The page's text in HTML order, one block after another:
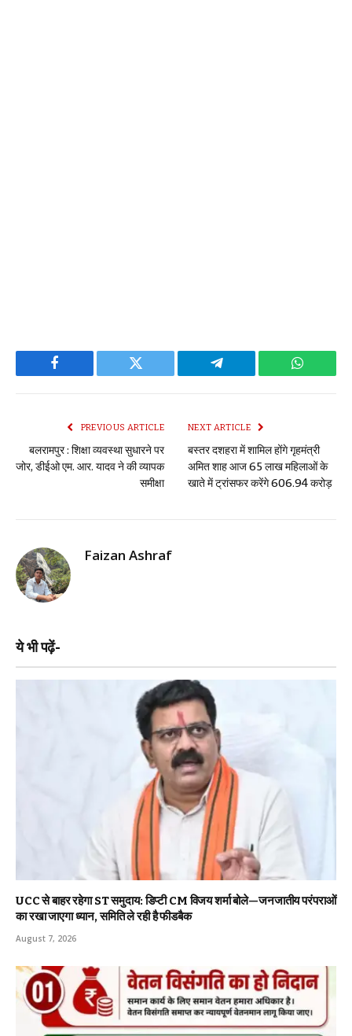
Facebook Twitter Telegram
PREVIOUS ARTICLE
बलरामपुर : शिक्षा व्यवस्था सुधारने पर
जोर, डीईओ एम. आर. यादव ने की व्यापक
समीक्षा
NEXT ARTICLE
बस्तर दशहरा में शामिल होंगे गृहमंत्री
अमित शाह आज 65 लाख महिलाओं के
खाते में ट्रांसफर करेंगे 606.94 करोड़
Faizan Ashraf
ये भी पढ़ें-
UCC से बाहर रहेगा ST समुदाय: डिप्टी CM विजय शर्मा बोले—जनजातीय परंपराओं
का रखा जाएगा ध्यान, समिति ले रही है फीडबैक
August 7, 2026